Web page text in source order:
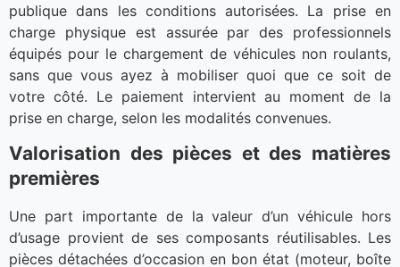
publique dans les conditions autorisées. La prise en
charge physique est assurée par des professionnels
équipés pour le chargement de véhicules non roulants,
sans que vous ayez à mobiliser quoi que ce soit de
votre côté. Le paiement intervient au moment de la
prise en charge, selon les modalités convenues.
Valorisation des pièces et des matières
premières
Une part importante de la valeur d’un véhicule hors
d’usage provient de ses composants réutilisables. Les
pièces détachées d’occasion en bon état (moteur, boîte